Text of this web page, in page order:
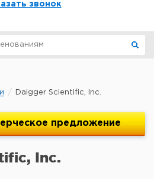
звонок
Daigger Scientific, Inc.
предложение
Inc.